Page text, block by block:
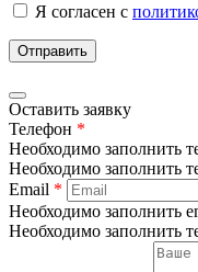
Я согласен с
Отправить
Оставить заявку
Телефон *
Необходимо заполнить
Необходимо заполнить
Email *
Необходимо заполнить
Необходимо заполнить